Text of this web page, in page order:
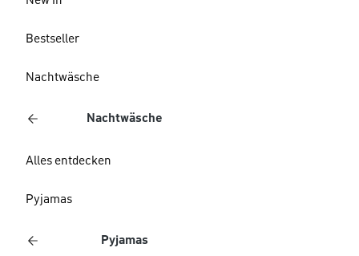
Bestseller
Nachtwäsche
Nachtwäsche
Alles entdecken
Pyjamas
Pyjamas